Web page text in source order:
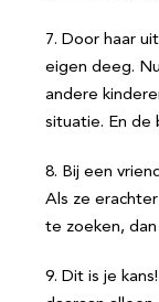
7. Door haar
eigen deeg.
andere
situatie. En de
8. Bij een
Als ze
te zoeken,
9. Dit is je